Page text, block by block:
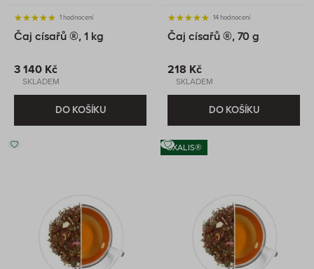
1 hodnocení
Čaj císařů ®, 1 kg
3 140 Kč
SKLADEM
DO KOŠÍKU
14 hodnocení
Čaj císařů ®, 70 g
218 Kč
SKLADEM
DO KOŠÍKU
OXALIS®